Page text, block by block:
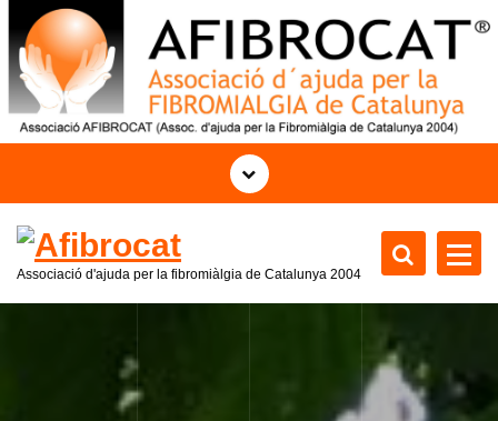
o
n
Associació d'ajuda per la fibromiàlgia de Catalunya 2004